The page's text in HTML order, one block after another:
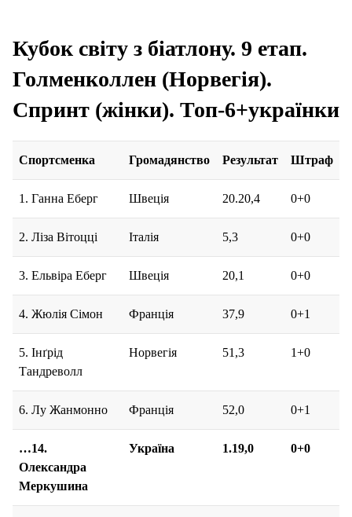
Кубок світу з біатлону. 9 етап.
Голменколлен (Норвегія).
Спринт (жінки). Топ-6+українки
Спортсменка Громадянство Результат Штраф
1. Ганна Еберг Швеція 20.20,4 0+0
2. Ліза Вітоцці Італія 5,3 0+0
3. Ельвіра Еберг Швеція 20,1 0+0
4. Жюлія Сімон Франція 37,9 0+1
5. Інґрід
Тандреволл
Норвегія 51,3 1+0
6. Лу Жанмонно Франція 52,0 0+1
…14.
Олександра
Меркушина
Україна 1.19,0 0+0